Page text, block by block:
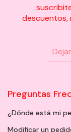
descuentos,
Preguntas
¿Dónde está mi
Modificar un